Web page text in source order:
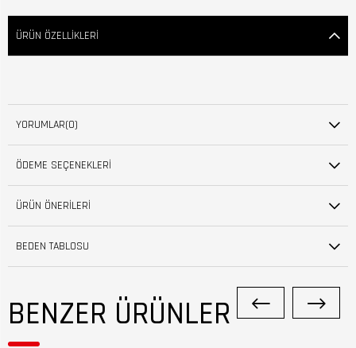
ÜRÜN ÖZELLIKLERI
YORUMLAR(0)
ÖDEME SEÇENEKLERI
ÜRÜN ÖNERILERI
BEDEN TABLOSU
BENZER ÜRÜNLER